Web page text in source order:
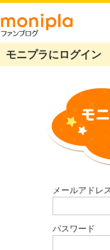
モニプラにログイン
メールアドレ
パスワード